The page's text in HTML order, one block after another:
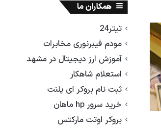
همکاران ما
تیتر24
مودم فیبرنوری مخابرات
آموزش ارز دیجیتال در مشهد
استعلام شاهکار
ثبت نام بروکر ای پلنت
خرید سرور hp ماهان
بروکر اوتت مارکتس